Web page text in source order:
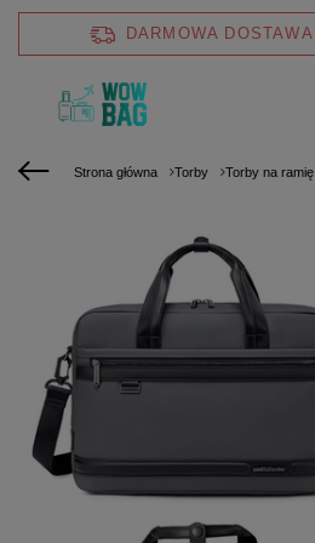
DARMOWA DOSTAWA
Strona główna Torby Torby na ramię